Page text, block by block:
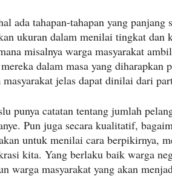
ada tahapan-tahapan yang
ukuran dalam menilai tingkat dan
misalnya warga masyarakat
dalam masa yang
masyarakat jelas dapat dinilai dari
punya catatan tentang jumlah
Pun juga secara kualitatif,
untuk menilai cara berpikirnya,
kita. Yang berlaku baik warga
warga masyarakat yang akan